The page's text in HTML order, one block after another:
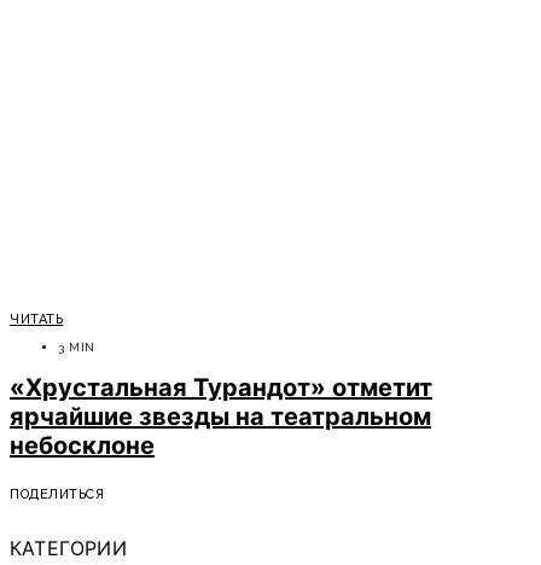
ЧИТАТЬ
3 MIN
«Хрустальная Турандот» отметит
ярчайшие звезды на театральном
небосклоне
ПОДЕЛИТЬСЯ
КАТЕГОРИИ